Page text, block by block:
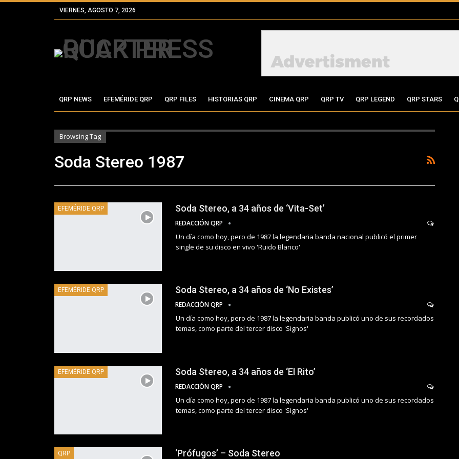
VIERNES, AGOSTO 7, 2026
QRP NEWS EFEMÉRIDE QRP QRP FILES HISTORIAS QRP CINEMA QRP QRP TV QRP LEGEND QRP STARS
Browsing Tag
Soda Stereo 1987
EFEMÉRIDE QRP Soda Stereo, a 34 años de ‘Vita-Set’
REDACCIÓN QRP
Un día como hoy, pero de 1987 la legendaria banda nacional publicó el primer
single de su disco en vivo 'Ruido Blanco'
EFEMÉRIDE QRP Soda Stereo, a 34 años de ‘No Existes’
REDACCIÓN QRP
Un día como hoy, pero de 1987 la legendaria banda publicó uno de sus recordados
temas, como parte del tercer disco 'Signos'
EFEMÉRIDE QRP Soda Stereo, a 34 años de ‘El Rito’
REDACCIÓN QRP
Un día como hoy, pero de 1987 la legendaria banda publicó uno de sus recordados
temas, como parte del tercer disco 'Signos'
QRP ‘Prófugos’ – Soda Stereo